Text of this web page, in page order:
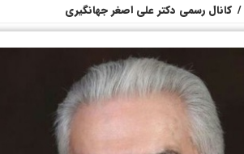
/ کانال رسمی دکتر علی اصغر جهانگیری